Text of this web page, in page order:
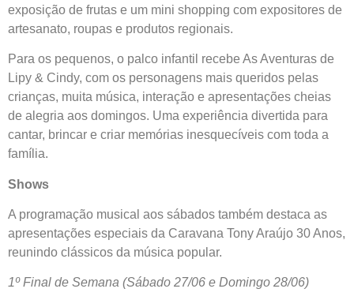
exposição de frutas e um mini shopping com expositores de
artesanato, roupas e produtos regionais.
Para os pequenos, o palco infantil recebe As Aventuras de
Lipy & Cindy, com os personagens mais queridos pelas
crianças, muita música, interação e apresentações cheias
de alegria aos domingos. Uma experiência divertida para
cantar, brincar e criar memórias inesquecíveis com toda a
família.
Shows
A programação musical aos sábados também destaca as
apresentações especiais da Caravana Tony Araújo 30 Anos,
reunindo clássicos da música popular.
1º Final de Semana (Sábado 27/06 e Domingo 28/06)